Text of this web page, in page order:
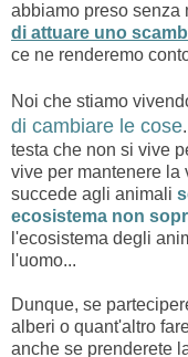
abbiamo preso senza
di attuare uno
ce ne renderemo
Noi che stiamo
di cambiare le cose
testa che non si vive
vive per mantenere la
succede agli animali
ecosistema non
l'ecosistema degli
l'uomo...
Dunque, se
alberi o quant'altro
anche se prenderete